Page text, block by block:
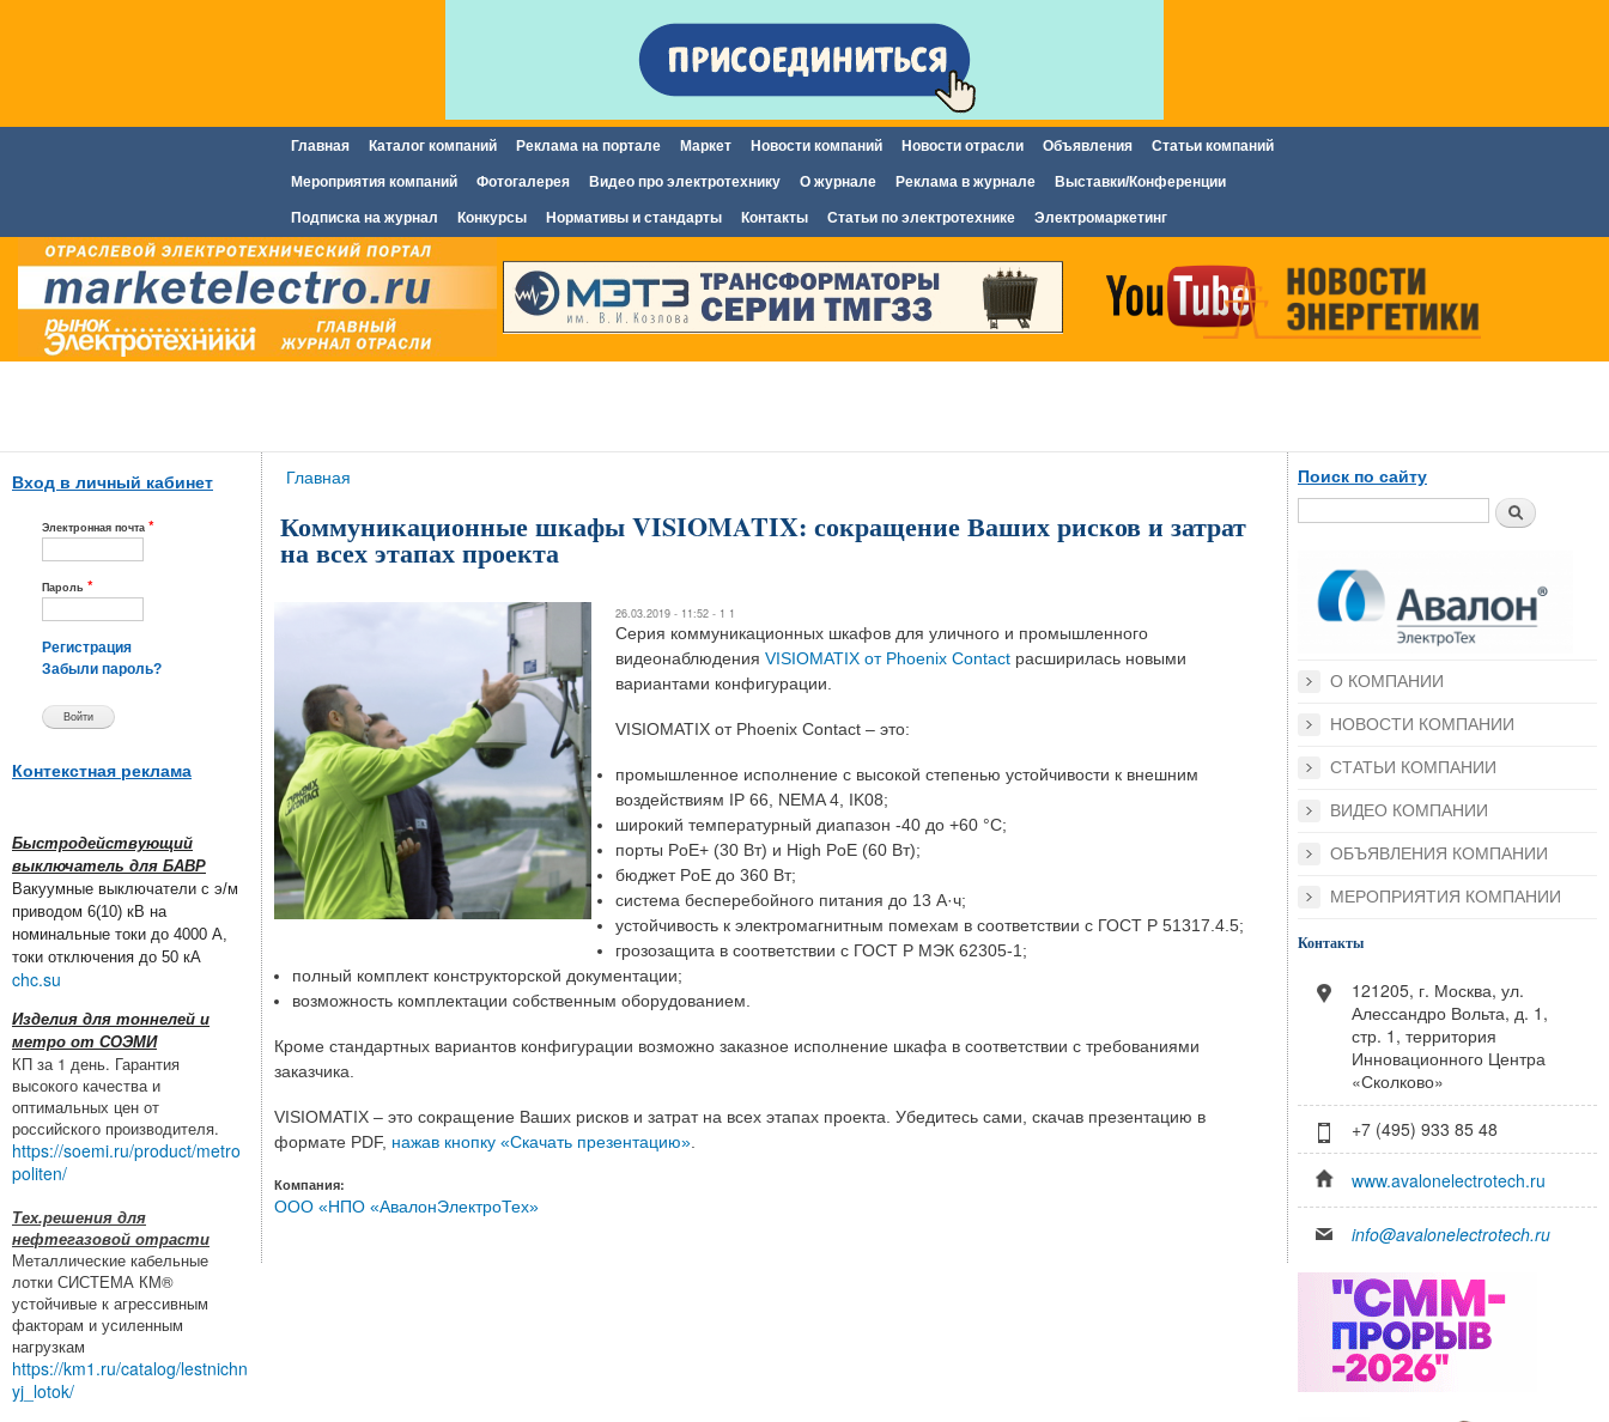
содержанию
Главное меню
Главная Каталог компаний Реклама на портале Маркет Новости компаний Новости отрасли Объявления Статьи компаний
Мероприятия компаний Фотогалерея Видео про электротехнику О журнале Реклама в журнале Выставки/Конференции
Подписка на журнал Конкурсы Нормативы и стандарты Контакты Статьи по электротехнике Электромаркетинг
Вход в личный кабинет
Электронная почта *
Пароль *
Регистрация
Забыли пароль?
Контекстная реклама
Быстродействующий
выключатель для БАВР
Вакуумные выключатели с э/м
приводом 6(10) кВ на
номинальные токи до 4000 А,
токи отключения до 50 кА
chc.su
Изделия для тоннелей и
метро от СОЭМИ
КП за 1 день. Гарантия
высокого качества и
оптимальных цен от
российского производителя.
https://soemi.ru/product/metro
politen/
Тех.решения для
нефтегазовой отрасти
Металлические кабельные
лотки СИСТЕМА КМ®
устойчивые к агрессивным
факторам и усиленным
нагрузкам
https://km1.ru/catalog/lestnichn
yj_lotok/
Вы здесь
Главная
Коммуникационные шкафы VISIOMATIX: сокращение Ваших рисков и затрат
на всех этапах проекта
26.03.2019 - 11:52 - 1 1
Серия коммуникационных шкафов для уличного и промышленного
видеонаблюдения VISIOMATIX от Phoenix Contact расширилась новыми
вариантами конфигурации.
VISIOMATIX от Phoenix Contact – это:
промышленное исполнение с высокой степенью устойчивости к внешним
воздействиям IP 66, NEMA 4, IK08;
широкий температурный диапазон -40 до +60 °C;
порты PoE+ (30 Вт) и High PoE (60 Вт);
бюджет PoE до 360 Вт;
система бесперебойного питания до 13 А·ч;
устойчивость к электромагнитным помехам в соответствии с ГОСТ Р 51317.4.5;
грозозащита в соответствии с ГОСТ Р МЭК 62305-1;
полный комплект конструкторской документации;
возможность комплектации собственным оборудованием.
Кроме стандартных вариантов конфигурации возможно заказное исполнение шкафа в соответствии с требованиями
заказчика.
VISIOMATIX – это сокращение Ваших рисков и затрат на всех этапах проекта. Убедитесь сами, скачав презентацию в
формате PDF, нажав кнопку «Скачать презентацию»
Компания:
ООО «НПО «АвалонЭлектроТех»
Поиск по сайту
Поиск
О КОМПАНИИ
НОВОСТИ КОМПАНИИ
СТАТЬИ КОМПАНИИ
ВИДЕО КОМПАНИИ
ОБЪЯВЛЕНИЯ КОМПАНИИ
МЕРОПРИЯТИЯ КОМПАНИИ
Контакты
121205, г. Москва, ул.
Алессандро Вольта, д. 1,
стр. 1, территория
Инновационного Центра
«Сколково»
+7 (495) 933 85 48
www.avalonelectrotech.ru
info@avalonelectrotech.ru